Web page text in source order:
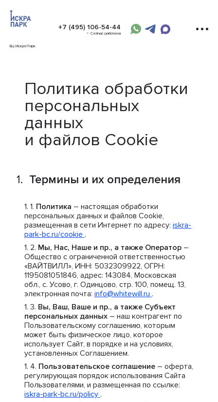
БЦ Искра Парк
+7 (495) 106-54-44
Сейчас работаем
Политика обработки
персональных
данных
и файлов Cookie
Термины и их определения
Политика – настоящая обработки
персональных данных и файлов Cookie,
размещенная в сети Интернет по адресу: iskra-
park-bc.ru/cookie .
Мы, Нас, Наше и пр., а также Оператор –
Общество с ограниченной ответственностью
«ВАЙТВИЛЛ», ИНН: 5032309922, ОГРН:
1195081051846, адрес: 143084, Московская
обл., с. Усово, г. Одинцово, стр. 100, помещ. 13,
электронная почта: info@whitewill.ru .
Вы, Ваш, Ваше и пр., а также Субъект
персональных данных – наш контрагент по
Пользовательскому соглашению, которым
может быть физическое лицо, которое
использует Сайт, в порядке и на условиях,
установленных Соглашением.
Пользовательское соглашение – оферта,
регулирующая порядок использования Сайта
Пользователями, и размещенная по ссылке:
iskra-park-bc.ru/policy .